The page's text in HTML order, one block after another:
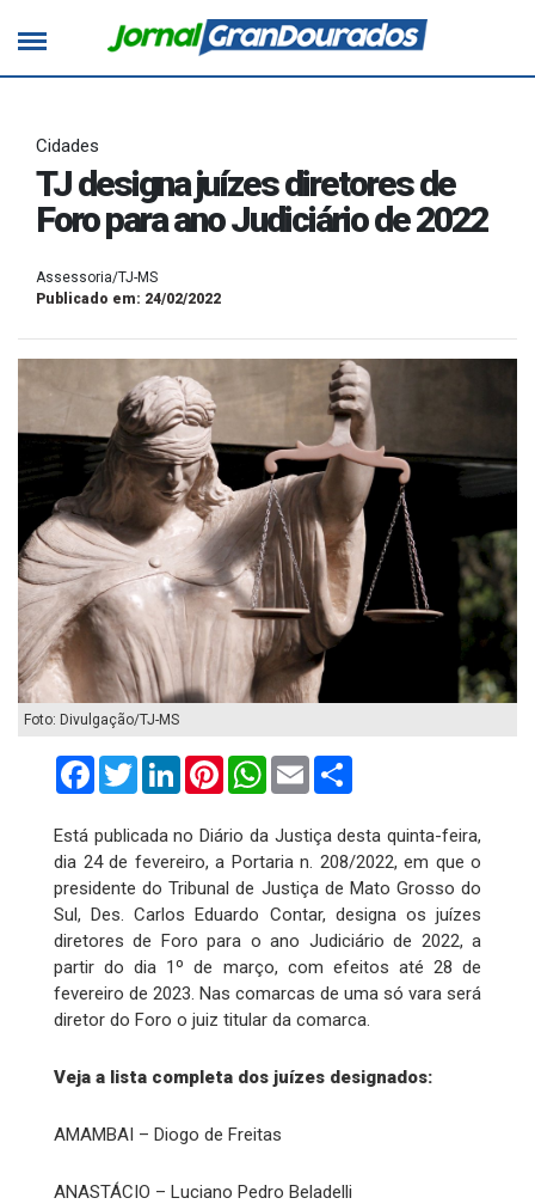
Cidades
TJ designa juízes diretores de
Foro para ano Judiciário de 2022
Assessoria/TJ-MS
Publicado em: 24/02/2022
Foto: Divulgação/TJ-MS
FacebookTwitterLinkedInPinterestWhatsApp
Email
Está publicada no Diário da Justiça desta quinta-feira,
dia 24 de fevereiro, a Portaria n. 208/2022, em que o
presidente do Tribunal de Justiça de Mato Grosso do
Sul, Des. Carlos Eduardo Contar, designa os juízes
diretores de Foro para o ano Judiciário de 2022, a
partir do dia 1º de março, com efeitos até 28 de
fevereiro de 2023. Nas comarcas de uma só vara será
diretor do Foro o juiz titular da comarca.
Veja a lista completa dos juízes designados:
AMAMBAI – Diogo de Freitas
ANASTÁCIO – Luciano Pedro Beladelli